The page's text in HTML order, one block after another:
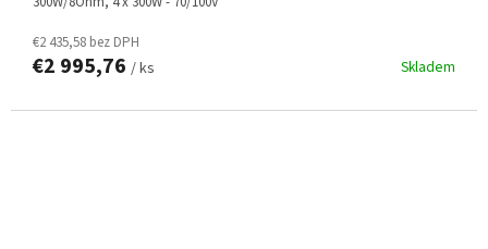
Skladem
€2 435,58 bez DPH
€2 995,76 / ks